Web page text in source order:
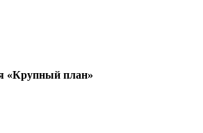
«Крупный план»